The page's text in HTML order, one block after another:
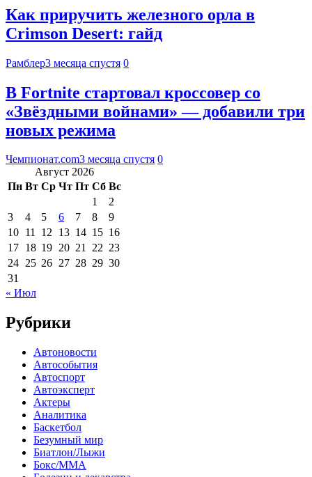
Как приручить железного орла в
Crimson Desert: гайд
Рамблер3 месяца спустя 0
В Fortnite стартовал кроссовер со
«Звёздными войнами» — добавили три
новых режима
Чемпионат.com3 месяца спустя 0
Август 2026
Пн Вт Ср Чт Пт Сб Вс
1
2
3
4 5 6 7 8
9
10 11 12 13 14 15 16
17 18 19 20 21 22 23
24 25 26 27 28 29 30
31
« Июл
Рубрики
Автоновости
Автособытия
Автоспорт
Автоэксперт
Актеры
Аналитика
Баскетбол
Безумный мир
Биатлон/Лыжи
Бокс/MMA